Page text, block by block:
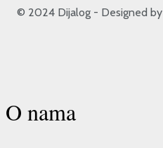
© 2024 Dijalog - Designed by
O nama